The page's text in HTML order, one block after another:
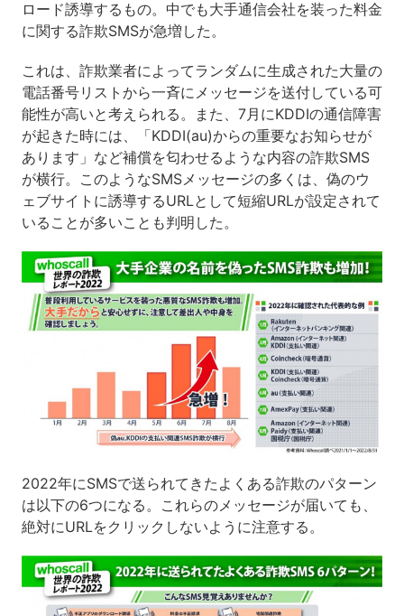
ロード誘導するもの。中でも大手通信会社を装った料金
に関する詐欺SMSが急増した。
これは、詐欺業者によってランダムに生成された大量の
電話番号リストから一斉にメッセージを送付している可
能性が高いと考えられる。また、7月にKDDIの通信障害
が起きた時には、「KDDI(au)からの重要なお知らせが
あります」など補償を匂わせるような内容の詐欺SMS
が横行。このようなSMSメッセージの多くは、偽のウ
ェブサイトに誘導するURLとして短縮URLが設定されて
いることが多いことも判明した。
2022年にSMSで送られてきたよくある詐欺のパターン
は以下の6つになる。これらのメッセージが届いても、
絶対にURLをクリックしないように注意する。